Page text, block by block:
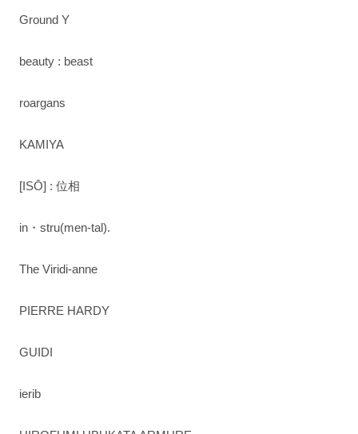
Ground Y
beauty : beast
roargans
KAMIYA
[ISŌ] : 位相
in・stru(men-tal).
The Viridi-anne
PIERRE HARDY
GUIDI
ierib